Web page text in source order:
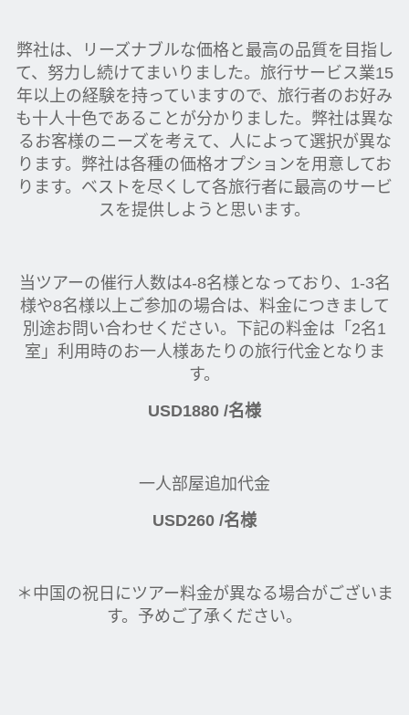
弊社は、リーズナブルな価格と最高の品質を目指し
て、努力し続けてまいりました。旅行サービス業15
年以上の経験を持っていますので、旅行者のお好み
も十人十色であることが分かりました。弊社は異な
るお客様のニーズを考えて、人によって選択が異な
ります。弊社は各種の価格オプションを用意してお
ります。ベストを尽くして各旅行者に最高のサービ
スを提供しようと思います。
当ツアーの催行人数は4‐8名様となっており、1-3名
様や8名様以上ご参加の場合は、料金につきまして
別途お問い合わせください。下記の料金は「2名1
室」利用時のお一人様あたりの旅行代金となりま
す。
USD1880 /名様
一人部屋追加代金
USD260 /名様
＊中国の祝日にツアー料金が異なる場合がございま
す。予めご了承ください。